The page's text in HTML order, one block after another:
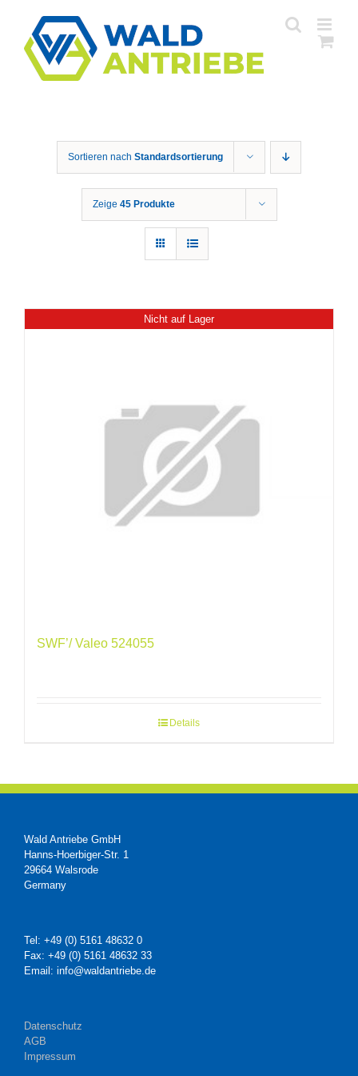
springen
Sortieren nach Standardsortierung
Zeige 45 Produkte
Nicht auf Lager
SWF’/ Valeo 524055
Details
Wald Antriebe GmbH
Hanns-Hoerbiger-Str. 1
29664 Walsrode
Germany
Tel: +49 (0) 5161 48632 0
Fax: +49 (0) 5161 48632 33
Email: info@waldantriebe.de
Datenschutz
AGB
Impressum